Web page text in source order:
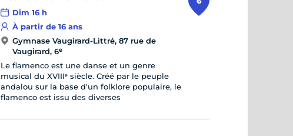
Dim 16 h
À partir de 16 ans
Gymnase Vaugirard-Littré, 87 rue de
Vaugirard, 6e
Le flamenco est une danse et un genre
musical du XVIIIᵉ siècle. Créé par le peuple
andalou sur la base d'un folklore populaire, le
flamenco est issu des diverses